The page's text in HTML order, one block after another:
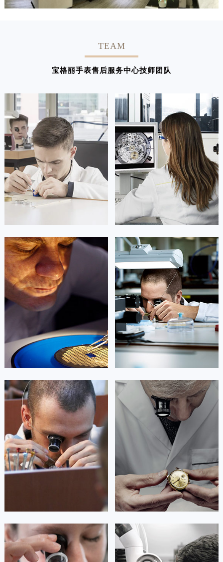
TEAM
宝格丽手表售后服务中心技师团队
凯罗尔·切尔西
资深宝格丽技师
是宝格丽手表售后服务中心
(宝格丽保养维修中心)
的高级技师之一
Beijing bvlgari Maintain center
北京宝格丽维修
达芙妮·克劳迪娅
资深宝格丽技师
是宝格丽手表售后服务中心
(宝格丽保养维修中心)
的高级技师之一
Shanghai bvlgari Maintain center
 上海宝格丽维修
艾德琳·亚历桑德拉
资深宝格丽技师
是宝格丽手表售后服务中心
(宝格丽保养维修中心)
的高级技师之一
Guangzhou bvlgari Maintain center
 广州宝格丽维修
艾莉森·安吉莉亚
资深宝格丽技师
是宝格丽手表售后服务中心
(宝格丽保养维修中心)
的高级技师之一
Shenzhen bvlgari Maintain center
 深圳宝格丽维修
安尼塔·阿普里尔
资深宝格丽技师
是宝格丽手表售后服务中心
贝亚特·布兰奇
资深宝格丽技师
是宝格丽手表售后服务中心